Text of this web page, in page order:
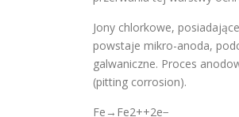
Jony chlorkowe,
powstaje mikro-anoda,
galwaniczne. Proces
(pitting corrosion).
Fe→Fe2++2e−